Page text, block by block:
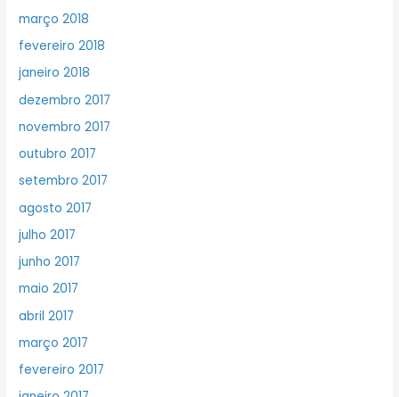
março 2018
fevereiro 2018
janeiro 2018
dezembro 2017
novembro 2017
outubro 2017
setembro 2017
agosto 2017
julho 2017
junho 2017
maio 2017
abril 2017
março 2017
fevereiro 2017